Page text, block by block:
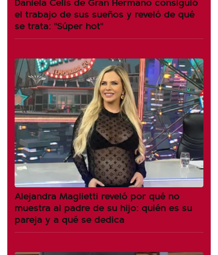
el trabajo de sus sueños y reveló de qué
se trata: "Súper hot"
Alejandra Maglietti reveló por qué no
muestra al padre de su hijo: quién es su
pareja y a qué se dedica